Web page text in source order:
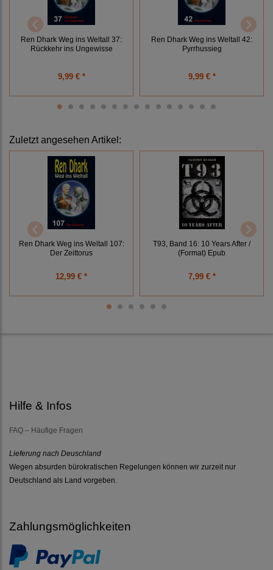
Ren Dhark Weg ins Weltall 37:
Rückkehr ins Ungewisse
9,99 € *
Ren Dhark Weg ins Weltall 42:
Pyrrhussieg
9,99 € *
Zuletzt angesehen Artikel:
Ren Dhark Weg ins Weltall 107:
Der Zeittorus
12,99 € *
T93, Band 16: 10 Years After /
(Format) Epub
7,99 € *
Hilfe & Infos
FAQ – Häufige Fragen
Lieferung nach Deuschland
Wegen absurden bürokratischen Regelungen können wir zurzeit nur
Deutschland als Land vorgeben.
Zahlungsmöglichkeiten